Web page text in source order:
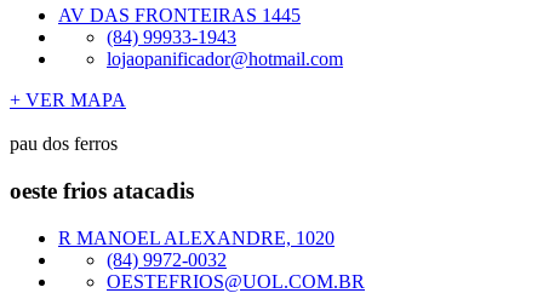
AV DAS FRONTEIRAS 1445
(84) 99933-1943
lojaopanificador@hotmail.com
+ VER MAPA
pau dos ferros
oeste frios atacadis
R MANOEL ALEXANDRE, 1020
(84) 9972-0032
OESTEFRIOS@UOL.COM.BR